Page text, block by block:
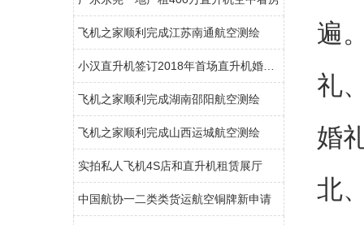
飞机之家顺利完成江苏南通航空测绘
飞机之家顺利完成湖南邵阳航空测绘
飞机之家顺利完成山西运城航空测绘
实拍私人飞机4S店和直升机租赁展厅
中国航协一二类类货运航空铜牌新申请
遍
礼
婚
北